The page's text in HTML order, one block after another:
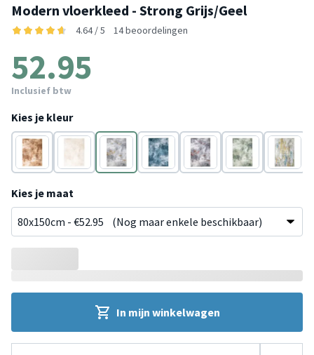
Modern vloerkleed - Strong Grijs/Geel
4.64 / 5 14 beoordelingen
52.95
Inclusief btw
Kies je kleur
Goud Crème Grijs TurquoiseGrijs Groen
Kies je maat
In mijn winkelwagen